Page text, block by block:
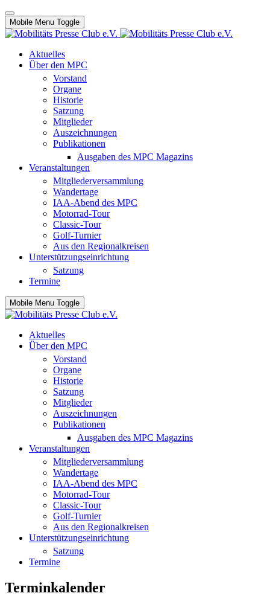
Mobile Menu Toggle
Aktuelles
Über den MPC
Vorstand
Organe
Historie
Satzung
Mitglieder
Auszeichnungen
Publikationen
Ausgaben des MPC Magazins
Veranstaltungen
Mitgliederversammlung
Wandertage
IAA-Abend des MPC
Motorrad-Tour
Classic-Tour
Golf-Turnier
Aus den Regionalkreisen
Unterstützungseinrichtung
Satzung
Termine
Mobile Menu Toggle
Aktuelles
Über den MPC
Vorstand
Organe
Historie
Satzung
Mitglieder
Auszeichnungen
Publikationen
Ausgaben des MPC Magazins
Veranstaltungen
Mitgliederversammlung
Wandertage
IAA-Abend des MPC
Motorrad-Tour
Classic-Tour
Golf-Turnier
Aus den Regionalkreisen
Unterstützungseinrichtung
Satzung
Termine
Terminkalender